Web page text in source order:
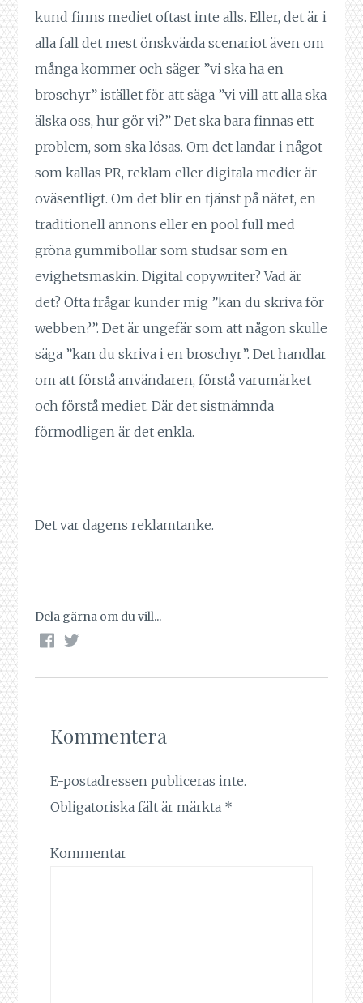
kund finns mediet oftast inte alls. Eller, det är i
alla fall det mest önskvärda scenariot även om
många kommer och säger ”vi ska ha en
broschyr” istället för att säga ”vi vill att alla ska
älska oss, hur gör vi?” Det ska bara finnas ett
problem, som ska lösas. Om det landar i något
som kallas PR, reklam eller digitala medier är
oväsentligt. Om det blir en tjänst på nätet, en
traditionell annons eller en pool full med
gröna gummibollar som studsar som en
evighetsmaskin. Digital copywriter? Vad är
det? Ofta frågar kunder mig ”kan du skriva för
webben?”. Det är ungefär som att någon skulle
säga ”kan du skriva i en broschyr”. Det handlar
om att förstå användaren, förstå varumärket
och förstå mediet. Där det sistnämnda
förmodligen är det enkla.
Det var dagens reklamtanke.
Dela gärna om du vill...
Kommentera
E-postadressen publiceras inte.
Obligatoriska fält är märkta *
Kommentar